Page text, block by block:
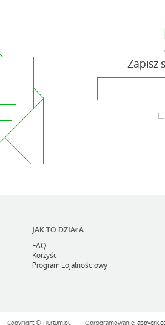
Zapisz
JAK TO DZIAŁA
FAQ
Korzyści
Program Lojalnościowy
Copyright © Hurtum.pl, Oprogramowanie: